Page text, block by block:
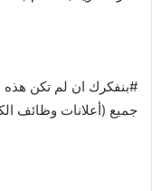
#بنفكرك ان لم تكن هذه
جميع (أعلانات وظائف